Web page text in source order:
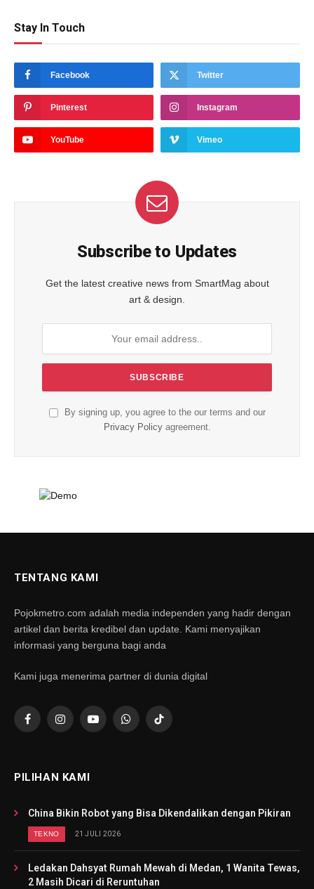
Stay In Touch
Facebook Twitter
Pinterest Instagram
YouTube Vimeo
Subscribe to Updates
Get the latest creative news from SmartMag about
art & design.
By signing up, you agree to the our terms and our
Privacy Policyagreement.
TENTANG KAMI
Pojokmetro.com adalah media independen yang hadir dengan
artikel dan berita kredibel dan update. Kami menyajikan
informasi yang berguna bagi anda
Kami juga menerima partner di dunia digital
FacebookInstagramYouTubeWhatsAppTikTok
PILIHAN KAMI
China Bikin Robot yang Bisa Dikendalikan dengan Pikiran
TEKNO 21 JULI 2026
Ledakan Dahsyat Rumah Mewah di Medan, 1 Wanita Tewas,
2 Masih Dicari di Reruntuhan